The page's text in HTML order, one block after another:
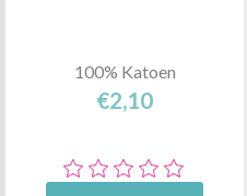
100% Katoen
€2,10